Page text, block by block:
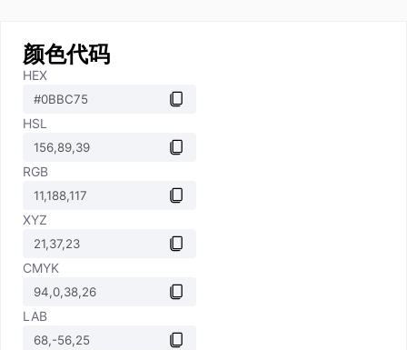
颜色代码
HEX
HSL
RGB
XYZ
CMYK
LAB